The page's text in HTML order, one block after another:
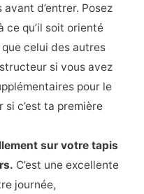
d’entrer. Posez
ce qu’il soit orienté
celui des autres
si vous avez
pour le
si c’est ta première
sur votre tapis
C’est une excellente
journée,